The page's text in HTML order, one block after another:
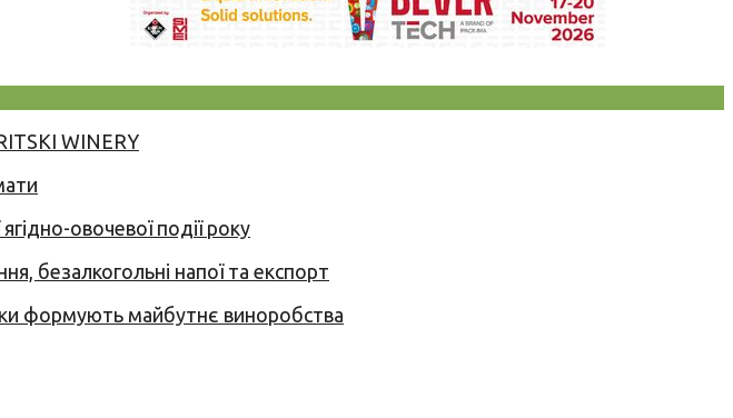
WINERY
овочевої події року
безалкогольні напої та експорт
формують майбутнє виноробства